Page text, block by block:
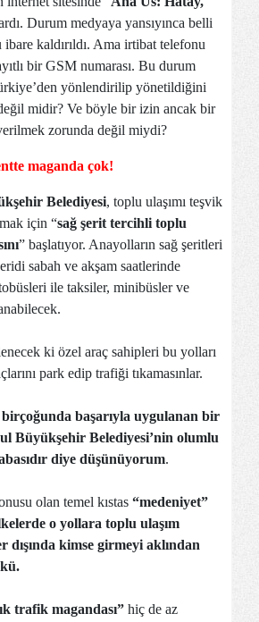
Durum medyaya yansıyınca belli
ibare kaldırıldı. Ama irtibat telefonu
bir GSM numarası. Bu durum
yönlendirilip yönetildiğini
midir? Ve böyle bir izin ancak bir
zorunda değil miydi?
maganda çok!
Belediyesi, toplu ulaşımı teşvik
için “sağ şerit tercihli toplu
” başlatıyor. Anayolların sağ şeritleri
sabah ve akşam saatlerinde
ile taksiler, minibüsler ve
ki özel araç sahipleri bu yolları
park edip trafiği tıkamasınlar.
başarıyla uygulanan bir
Büyükşehir Belediyesi’nin olumlu
diye düşünüyorum.
olan temel kıstas “medeniyet”
o yollara toplu ulaşım
dışında kimse girmeyi aklından
trafik magandası” hiç de az